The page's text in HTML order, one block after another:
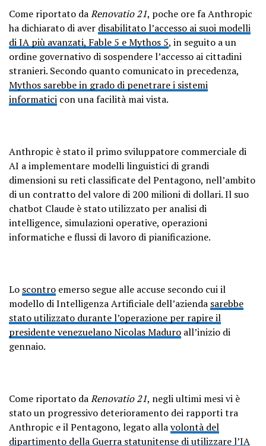
Come riportato daRenovatio 21, poche ore fa Anthropic
ha dichiarato di aver disabilitato l’accesso ai suoi modelli
di IA più avanzati, Fable 5 e Mythos 5, in seguito a un
ordine governativo di sospendere l’accesso ai cittadini
stranieri. Secondo quanto comunicato in precedenza,
Mythos sarebbe in grado di penetrare i sistemi
informatici con una facilità mai vista.
Anthropic è stato il primo sviluppatore commerciale di
AI a implementare modelli linguistici di grandi
dimensioni su reti classificate del Pentagono, nell’ambito
di un contratto del valore di 200 milioni di dollari. Il suo
chatbot Claude è stato utilizzato per analisi di
intelligence, simulazioni operative, operazioni
informatiche e flussi di lavoro di pianificazione.
Lo scontro emerso segue alle accuse secondo cui il
modello di Intelligenza Artificiale dell’azienda sarebbe
stato utilizzato durante l’operazione per rapire il
presidente venezuelano Nicolas Maduro all’inizio di
gennaio.
Come riportato daRenovatio 21, negli ultimi mesi vi è
stato un progressivo deterioramento dei rapporti tra
Anthropic e il Pentagono, legato allavolontà del
dipartimento della Guerra statunitense di utilizzare l’IA